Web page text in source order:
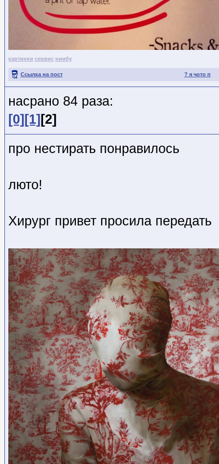
картинки сервис ниибу
? я чото п
Ссылка на пост
насрано 84 раза:
[0] [1] [2]
про нестирать понравилось
люто!
Хирург привет просила передать